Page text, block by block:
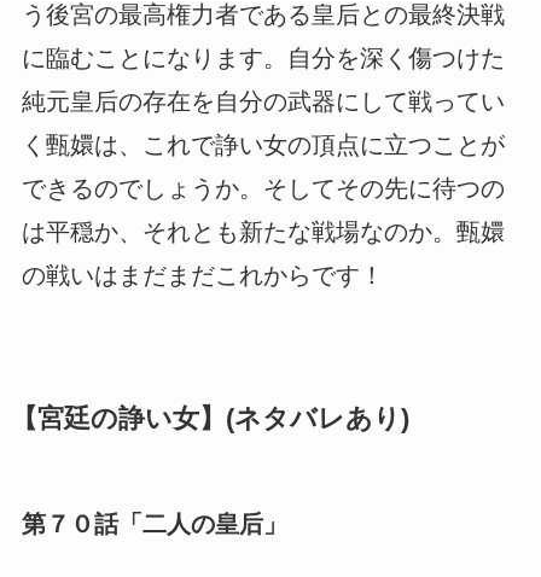
う後宮の最高権力者である皇后との最終決戦
に臨むことになります。自分を深く傷つけた
純元皇后の存在を自分の武器にして戦ってい
く甄嬛は、これで諍い女の頂点に立つことが
できるのでしょうか。そしてその先に待つの
は平穏か、それとも新たな戦場なのか。甄嬛
の戦いはまだまだこれからです！
【宮廷の諍い女】(ネタバレあり)
第７０話「二人の皇后」